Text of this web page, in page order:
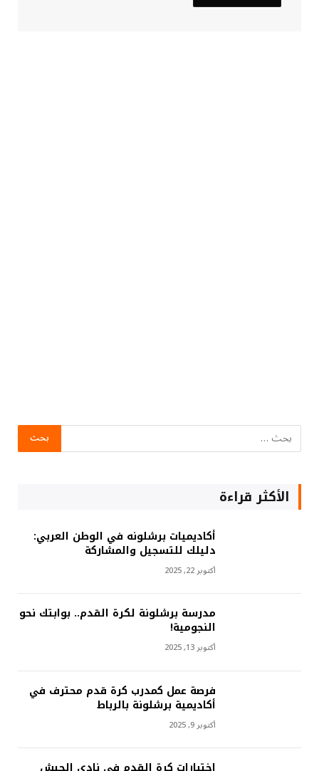
الأكثر قراءة
أكاديميات برشلونه في الوطن العربي:
دليلك للتسجيل والمشاركة
أكتوبر 22, 2025
مدرسة برشلونة لكرة القدم.. بوابتك نحو
النجومية!
أكتوبر 13, 2025
فرصة عمل كمدرب كرة قدم محترف في
أكاديمية برشلونة بالرباط
أكتوبر 9, 2025